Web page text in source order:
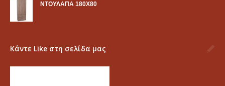
ΝΤΟΥΛΑΠΑ 180Χ80
Κάντε Like στη σελίδα μας